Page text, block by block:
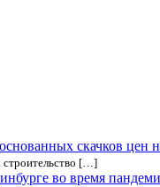
скачков цен
строительство […]
во время